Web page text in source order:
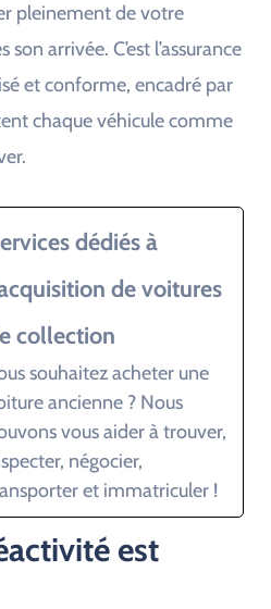
pleinement de votre
arrivée. C’est l’assurance
et conforme, encadré par
chaque véhicule comme
dédiés à
de voitures
collection
souhaitez acheter une
ancienne ? Nous
vous aider à trouver,
négocier,
et immatriculer !
est